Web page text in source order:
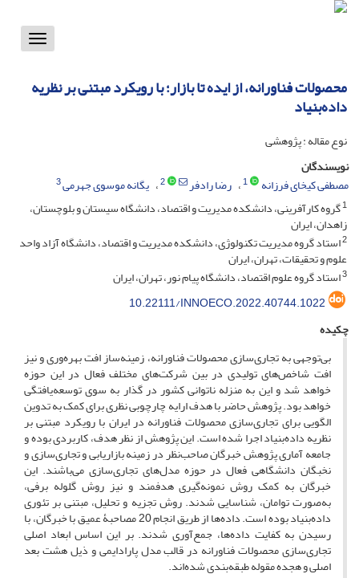
Toggle
محصولات فناورانه، از ایده تا بازار؛ با رویکرد مبتنی بر نظریه
داده‌بنیاد
نوع مقاله : پژوهشی
نویسندگان
مصطفی کیخای فرزانه
1 رضا رادفر 2 یگانه موسوی جهرمی3
1گروه کارآفرینی، دانشکده مدیریت و اقتصاد، دانشگاه سیستان و بلوچستان،
زاهدان، ایران
2استاد گروه مدیریت تکنولوژی، دانشکده مدیریت و اقتصاد، دانشگاه آزاد واحد
علوم و تحقیقات، تهران، ایران
3استاد گروه علوم اقتصاد، دانشگاه پیام نور، تهران، ایران
10.22111/INNOECO.2022.40744.1022
چکیده
بی‌توجهی به تجاری‌سازی محصولات فناورانه، زمینه‌ساز افت بهره‌وری و نیز
افت شاخص‌های تولیدی در بین شرکت‌های مختلف فعال در این حوزه
خواهد شد و این به منزله ناتوانی کشور در گذار به سوی توسعه‌یافتگی
خواهد بود. پژوهش حاضر با هدف ارایه چارچوبی نظری برای کمک به تدوین
الگویی برای تجاری‌سازی محصولات فناورانه در ایران با رویکرد مبتنی بر
نظریه داده‌بنیاد اجرا شده است. این پژوهش از نظر هدف، کاربردی بوده و
جامعه آماری پژوهش خبرگان صاحب‌نظر در زمینه بازاریابی و تجاری‌سازی و
نخبگان دانشگاهی فعال در حوزه مدل‌های تجاری‌سازی می‌باشند. این
خبرگان به کمک روش نمونه‌گیری هدفمند و نیز روش گلوله برفی،
به‌صورت توامان، شناسایی شدند. روش تجزیه و تحلیل، مبتنی بر تئوری
داده‌بنیاد بوده است. داده‌ها از طریق انجام 20 مصاحبۀ عمیق با خبرگان، با
رسیدن به کفایت داده‌ها، جمع‌آوری شدند. بر این اساس ابعاد اصلی
تجاری‌سازی محصولات فناورانه در قالب مدل پارادایمی و ذیل هشت بعد
اصلی و هجده مقوله طبقه‌بندی شده‌اند.